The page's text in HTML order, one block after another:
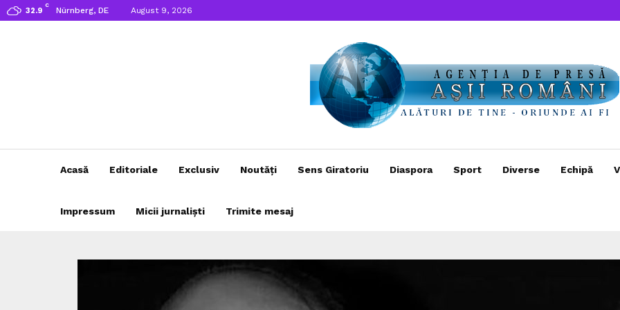
32.9
C
Nürnberg, DE August 9, 2026
Acasă Editoriale Exclusiv Noutăți Sens Giratoriu Diaspora Sport Diverse Echipă
Impressum Micii jurnaliști Trimite mesaj